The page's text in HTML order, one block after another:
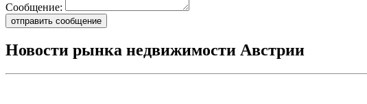
Сообщение:
отправить сообщение
Новости рынка недвижимости Австрии